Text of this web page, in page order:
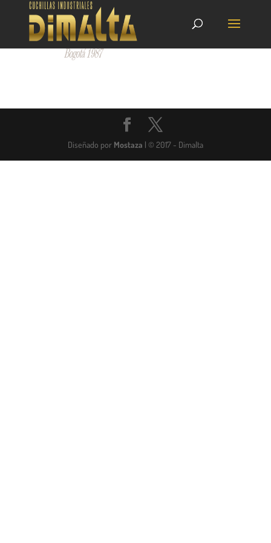
Diseñado por Mostaza | © 2017 - Dimalta